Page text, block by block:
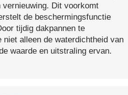
vernieuwing. Dit voorkomt
de beschermingsfunctie
tijdig dakpannen te
niet alleen de waterdichtheid van
waarde en uitstraling ervan.